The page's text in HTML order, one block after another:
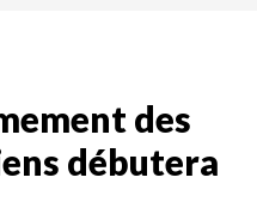
des
débutera